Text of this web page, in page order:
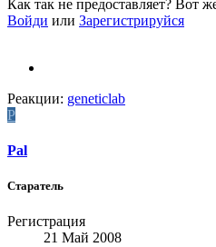
Как так не предоставляет? Вот
Войди или Зарегистрируйся
Реакции: geneticlab
P
Pal
Старатель
Регистрация
21 Май 2008